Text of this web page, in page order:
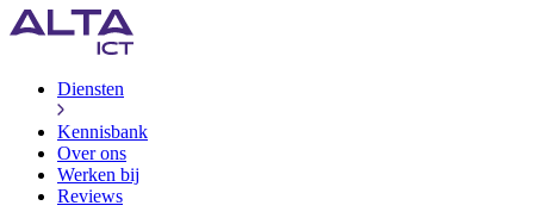
Diensten
Kennisbank
Over ons
Werken bij
Reviews